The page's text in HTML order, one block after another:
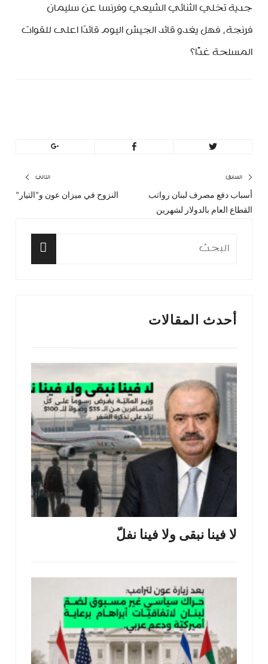
جدية تخلي الثنائي الشيعي وفرنسا عن سليمان
فرنجة، فهل يغدو قائد الجيش اليوم قائدَا اعلى للقوات
المسلحة غدًا؟
تصفّح
المقالات
السابق
المقال
أسباب دفع مصرف لبنان رواتب
القطاع العام بالدولار لشهرين
التالي
النزوح في ميزان عون و”التيار”
البحث
أحدث المقالات
لا فينا نبقى ولا فينا نفلّ